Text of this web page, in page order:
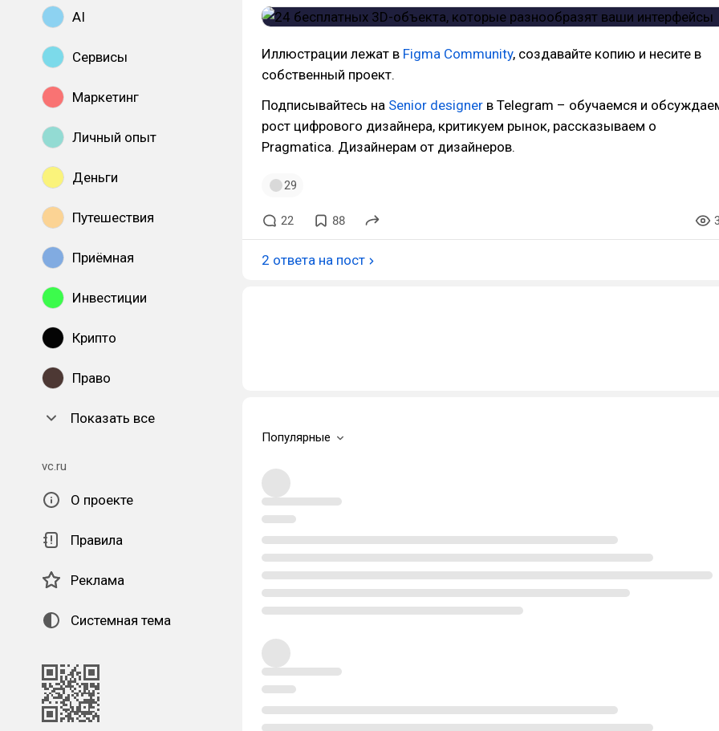
AI
Сервисы
Маркетинг
Личный опыт
Деньги
Путешествия
Приёмная
Инвестиции
Крипто
Право
Показать все
vc.ru
О проекте
Правила
Реклама
Системная тема
Иллюстрации лежат в Figma Community, создавайте копию и несите в
собственный проект.
Подписывайтесь на Senior designer в Telegram – обучаемся и
рост цифрового дизайнера, критикуем рынок, рассказываем о
Pragmatica. Дизайнерам от дизайнеров.
29
22 88
2 ответа на пост
Популярные